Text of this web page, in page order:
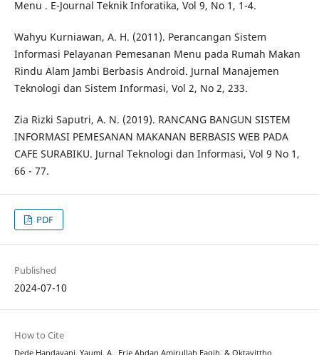
Menu . E-Journal Teknik Inforatika, Vol 9, No 1, 1-4.
Wahyu Kurniawan, A. H. (2011). Perancangan Sistem
Informasi Pelayanan Pemesanan Menu pada Rumah Makan
Rindu Alam Jambi Berbasis Android. Jurnal Manajemen
Teknologi dan Sistem Informasi, Vol 2, No 2, 233.
Zia Rizki Saputri, A. N. (2019). RANCANG BANGUN SISTEM
INFORMASI PEMESANAN MAKANAN BERBASIS WEB PADA
CAFE SURABIKU. Jurnal Teknologi dan Informasi, Vol 9 No 1,
66 - 77.
PDF
Published
2024-07-10
How to Cite